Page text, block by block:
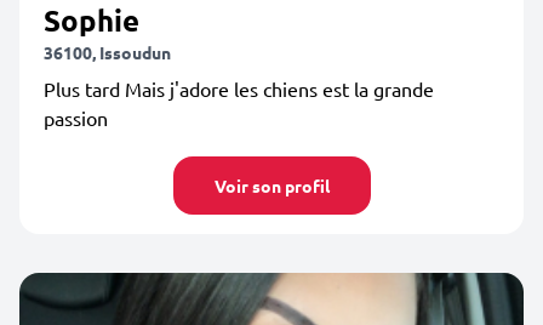
Sophie
36100, Issoudun
Plus tard Mais j'adore les chiens est la grande
passion
Voir son profil